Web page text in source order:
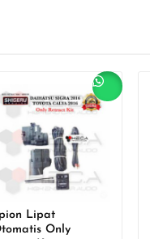
Sale!
Lipat
Only